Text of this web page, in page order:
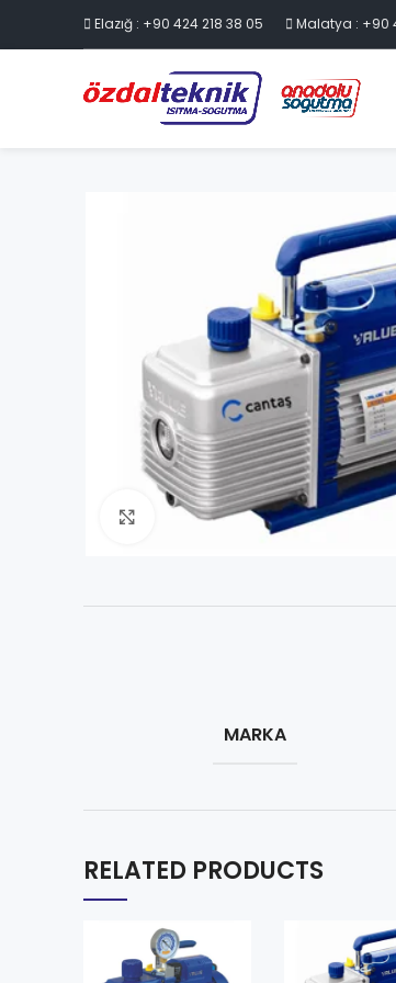
Elazığ : +90 424 218 38 05 Malatya : +90
Click to enlarge
MARKA
RELATED PRODUCTS